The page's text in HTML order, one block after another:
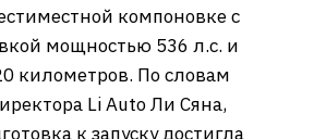
компоновке с
мощностью 536 л.с. и
километров. По словам
Li Auto Ли Сяна,
к запуску достигла